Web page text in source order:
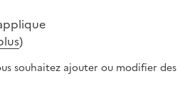
)
souhaitez ajouter ou modifier